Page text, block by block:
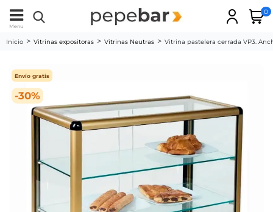
Menu
0
Inicio Vitrinas expositoras Vitrinas Neutras Vitrina pastelera cerrada VP3.
-30%
Envío gratis